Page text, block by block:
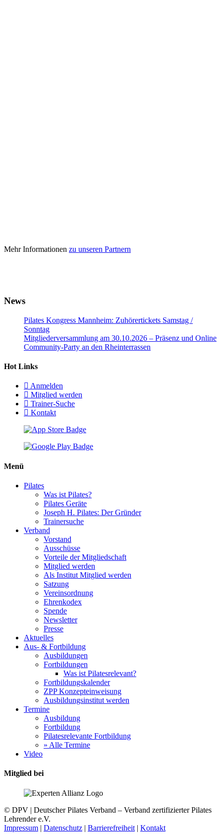
Mehr Informationen zu unseren Partnern
News
Pilates Kongress Mannheim: Zuhörertickets Samstag /
Sonntag
Mitgliederversammlung am 30.10.2026 – Präsenz und Online
Community-Party an den Rheinterrassen
Hot Links
Anmelden
Mitglied werden
Trainer-Suche
Kontakt
Menü
Pilates
Was ist Pilates?
Pilates Geräte
Joseph H. Pilates: Der Gründer
Trainersuche
Verband
Vorstand
Ausschüsse
Vorteile der Mitgliedschaft
Mitglied werden
Als Institut Mitglied werden
Satzung
Vereinsordnung
Ehrenkodex
Spende
Newsletter
Presse
Aktuelles
Aus- & Fortbildung
Ausbildungen
Fortbildungen
Was ist Pilatesrelevant?
Fortbildungskalender
ZPP Konzepteinweisung
Ausbildungsinstitut werden
Termine
Ausbildung
Fortbildung
Pilatesrelevante Fortbildung
» Alle Termine
Video
Mitglied bei
© DPV | Deutscher Pilates Verband – Verband zertifizierter Pilates
Lehrender e.V.
Impressum | Datenschutz | Barrierefreiheit | Kontakt